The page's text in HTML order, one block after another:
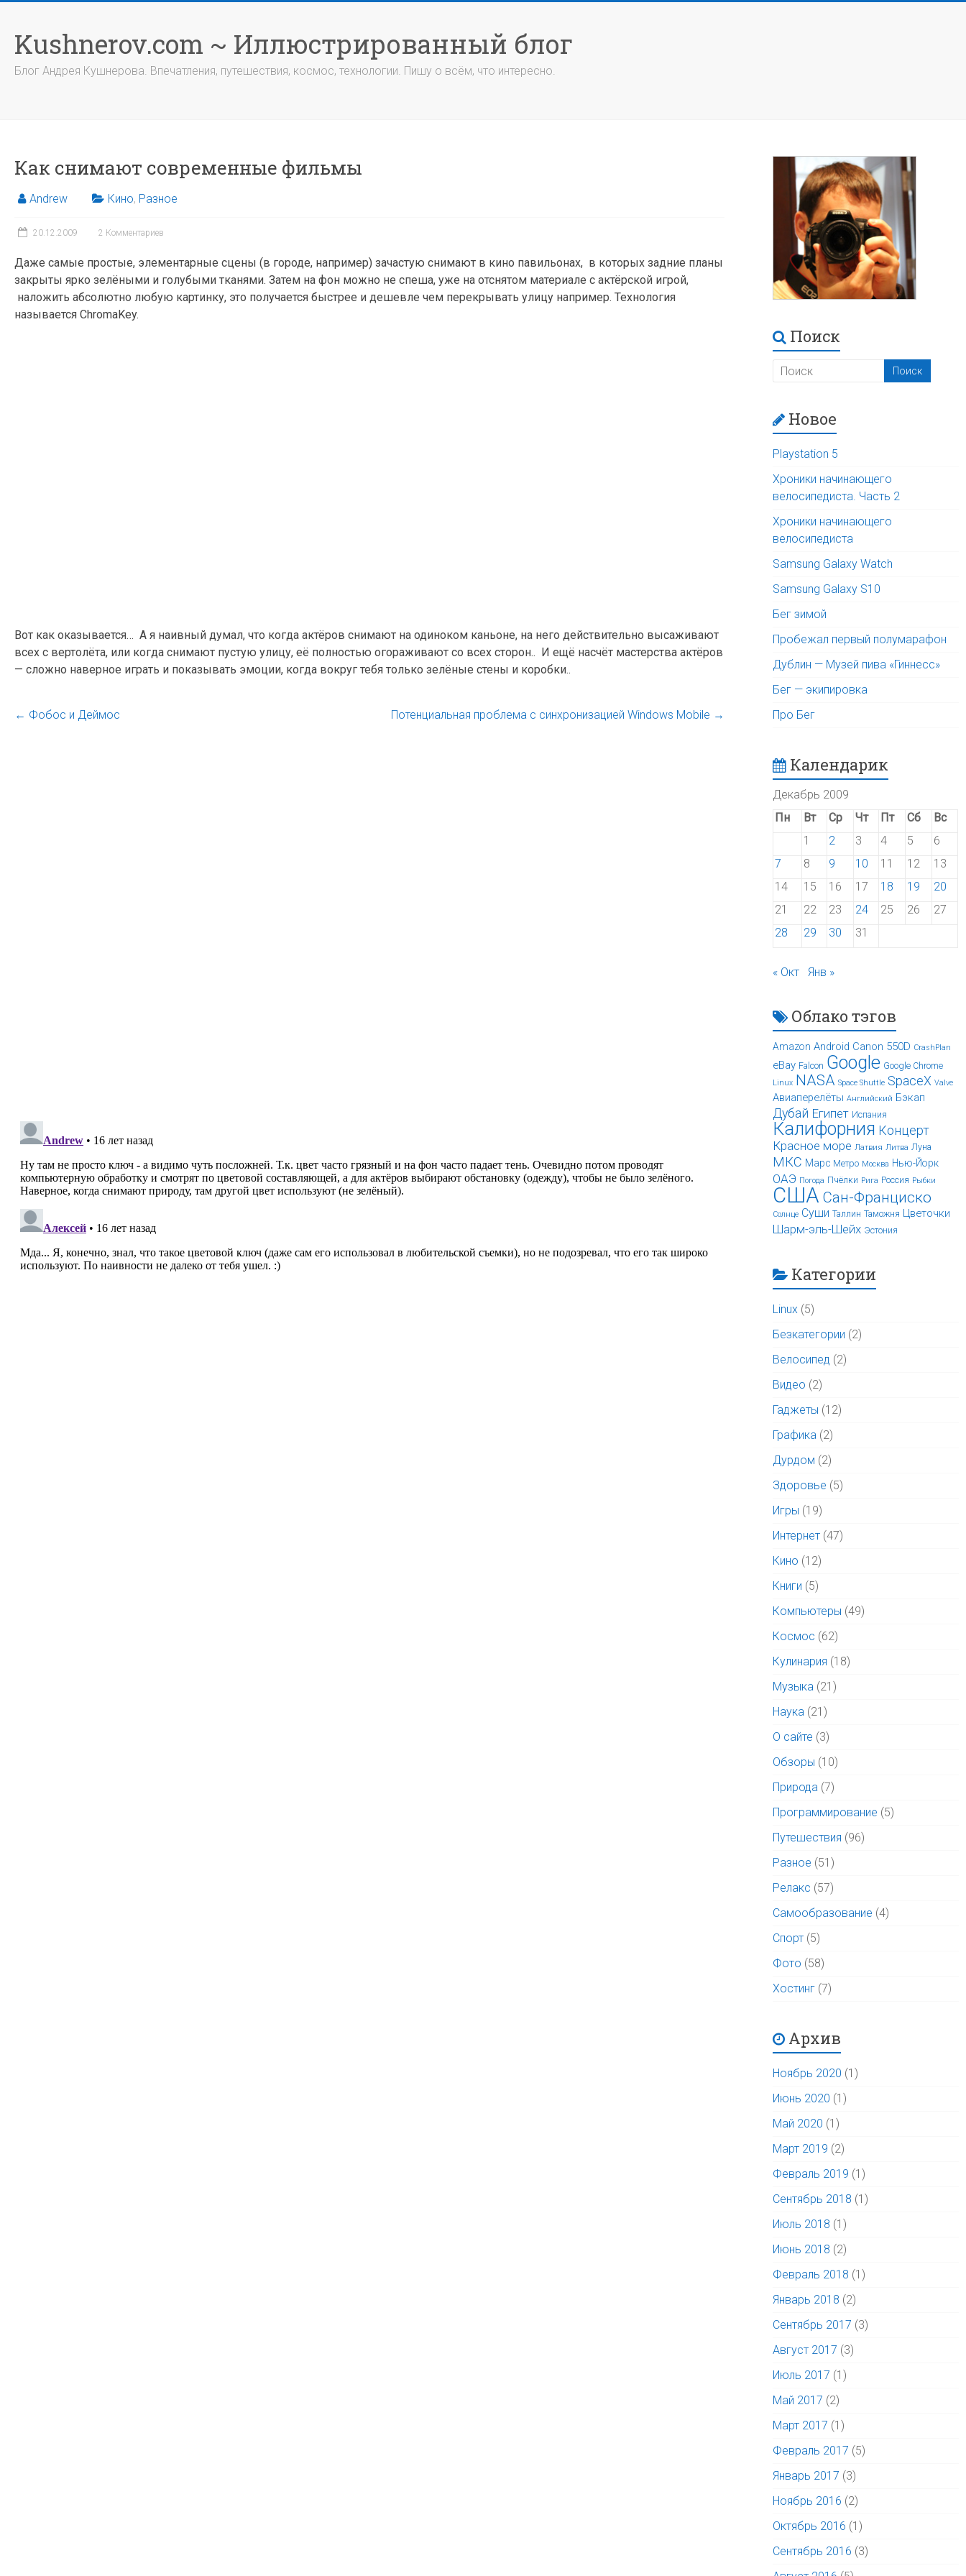
содержимому
Kushnerov.com ~ Иллюстрированный блог
Блог Андрея Кушнерова. Впечатления, путешествия, космос, технологии. Пишу о всём, что интересно.
Как снимают современные фильмы
Andrew Кино, Разное
20.12.2009 2 Комментариев
Даже самые простые, элементарные сцены (в городе, например) зачастую снимают в кино павильонах, в которых задние планы
закрыты ярко зелёными и голубыми тканями. Затем на фон можно не спеша, уже на отснятом материале с актёрской игрой,
наложить абсолютно любую картинку, это получается быстрее и дешевле чем перекрывать улицу например. Технология
называется ChromaKey.
Вот как оказывается… А я наивный думал, что когда актёров снимают на одиноком каньоне, на него действительно высаживают
всех с вертолёта, или когда снимают пустую улицу, её полностью огораживают со всех сторон.. И ещё насчёт мастерства актёров
— сложно наверное играть и показывать эмоции, когда вокруг тебя только зелёные стены и коробки..
← Фобос и Деймос Потенциальная проблема с синхронизацией Windows Mobile →
Поиск
Новое
Playstation 5
Хроники начинающего
велосипедиста. Часть 2
Хроники начинающего
велосипедиста
Samsung Galaxy Watch
Samsung Galaxy S10
Бег зимой
Пробежал первый полумарафон
Дублин — Музей пива «Гиннесс»
Бег — экипировка
Про Бег
Календарик
Декабрь 2009
Пн
Вт Ср Чт Пт Сб
Вс
1
2 3 4 5
6
7
8 9 10 11 12
13
14
15 16 17 18 19
20
21
22 23 24 25 26
27
28
29 30 31
« Окт Янв »
Облако тэгов
Amazon Android Canon 550D CrashPlan
eBay Falcon Google Google Chrome
Linux NASA Space Shuttle SpaceX Valve
Авиаперелёты Английский Бэкап
Дубай Египет Испания
Калифорния Концерт
Красное море Латвия Литва Луна
МКС Марс Метро Москва Нью-Йорк
ОАЭ Погода Пчёлки Рига Россия Рыбки
США Сан-Франциско
Солнце Суши Таллин Таможня Цветочки
Шарм-эль-Шейх Эстония
Категории
Linux (5)
Безкатегории (2)
Велосипед (2)
Видео (2)
Гаджеты (12)
Графика (2)
Дурдом (2)
Здоровье (5)
Игры (19)
Интернет (47)
Кино (12)
Книги (5)
Компьютеры (49)
Космос (62)
Кулинария (18)
Музыка (21)
Наука (21)
О сайте (3)
Обзоры (10)
Природа (7)
Программирование (5)
Путешествия (96)
Разное (51)
Релакс (57)
Самообразование (4)
Спорт (5)
Фото (58)
Хостинг (7)
Архив
Ноябрь 2020 (1)
Июнь 2020 (1)
Май 2020 (1)
Март 2019 (2)
Февраль 2019 (1)
Сентябрь 2018 (1)
Июль 2018 (1)
Июнь 2018 (2)
Февраль 2018 (1)
Январь 2018 (2)
Сентябрь 2017 (3)
Август 2017 (3)
Июль 2017 (1)
Май 2017 (2)
Март 2017 (1)
Февраль 2017 (5)
Январь 2017 (3)
Ноябрь 2016 (2)
Октябрь 2016 (1)
Сентябрь 2016 (3)